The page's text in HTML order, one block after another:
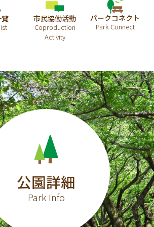
市民協働活動 パークコネクト
公園詳細